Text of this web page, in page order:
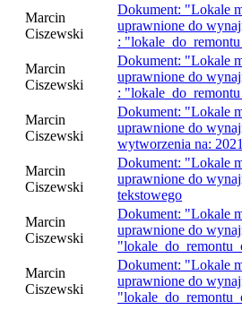
Marcin
Ciszewski
Dokument: "Lokale
uprawnione do
:
Marcin
Ciszewski
Dokument: "Lokale
uprawnione do
:
Marcin
Ciszewski
Dokument: "Lokale
uprawnione do
wytworzenia na:
Marcin
Ciszewski
Dokument: "Lokale
uprawnione do
tekstowego
Marcin
Ciszewski
Dokument: "Lokale
uprawnione do
Marcin
Ciszewski
Dokument: "Lokale
uprawnione do